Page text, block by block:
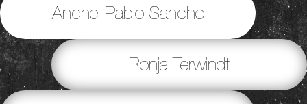
Anchel Pablo Sancho
Ronja Terwindt